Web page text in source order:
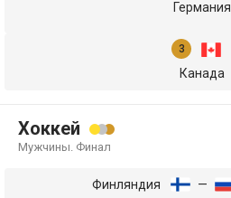
Германия
Канада
Хоккей
Мужчины. Финал
Финляндия —